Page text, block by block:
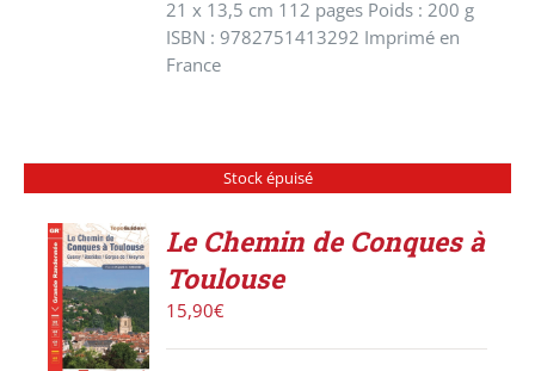
21 x 13,5 cm 112 pages Poids : 200 g
ISBN : 9782751413292 Imprimé en
France
Stock épuisé
DÉTAILS
Le Chemin de Conques à
Toulouse
15,90€